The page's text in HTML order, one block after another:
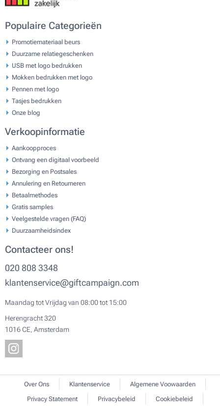
Populaire Categorieën
Promotiemateriaal beurs
Duurzame relatiegeschenken
USB met logo bedrukken
Mokken bedrukken met logo
Pennen met logo
Tasjes bedrukken
Onze blog
Verkoopinformatie
Aankoopproces
Ontvang een digitaal voorbeeld
Bezorging en Postsales
Annulering en Retourneren
Betaalmethodes
Gratis samples
Veelgestelde vragen (FAQ)
Duurzaamheidsindex
Contacteer ons!
020 808 3348
klantenservice@giftcampaign.com
Maandag tot Vrijdag van 08:00 tot 15:00
Herengracht 320
1016 CE, Amsterdam
Over Ons Klantenservice
Algemene Voowaarden
Privacy Statement
Privacybeleid Cookiebeleid